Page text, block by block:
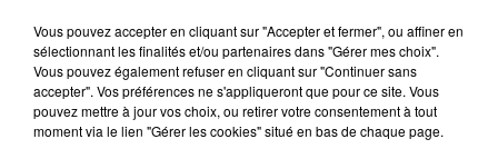
Grand Corps Malade emmène Styleto
en road-trip dans son nouveau clip
Vous pouvez accepter en cliquant sur "Accepter et fermer", ou affiner en
sélectionnant les finalités et/ou partenaires dans "Gérer mes choix".
Vous pouvez également refuser en cliquant sur "Continuer sans
accepter". Vos préférences ne s'appliqueront que pour ce site. Vous
pouvez mettre à jour vos choix, ou retirer votre consentement à tout
moment via le lien "Gérer les cookies" situé en bas de chaque page.